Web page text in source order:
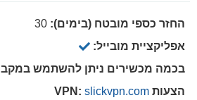
החזר כספי מובטח (בימים): 30
אפליקציית מובייל:
בכמה מכשירים ניתן להשתמש
הצעות VPN: slickvpn.com